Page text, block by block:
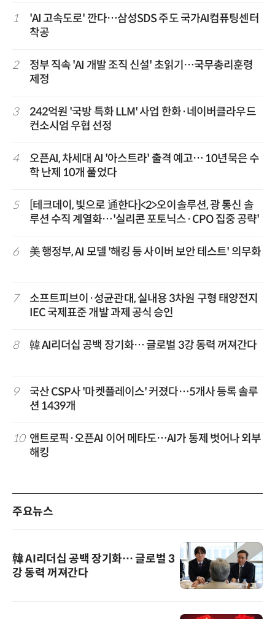
1
'AI 고속도로' 깐다…삼성SDS 주도 국가AI컴퓨팅센터
착공
2
정부 직속 'AI 개발 조직 신설' 초읽기…국무총리훈령
제정
3
242억원 '국방 특화 LLM' 사업 한화·네이버클라우드
컨소시엄 우협 선정
4
오픈AI, 차세대 AI '아스트라' 출격 예고… 10년묵은 수
학 난제 10개 풀었다
5
[테크데이, 빛으로 通한다]<2>오이솔루션, 광 통신 솔
루션 수직 계열화…'실리콘 포토닉스·CPO 집중 공략'
6 美 행정부, AI 모델 '해킹 등 사이버 보안 테스트' 의무화
7
소프트피브이·성균관대, 실내용 3차원 구형 태양전지
IEC 국제표준 개발 과제 공식 승인
8 韓 AI리더십 공백 장기화… 글로벌 3강 동력 꺼져간다
9
국산 CSP사 '마켓플레이스' 커졌다…5개사 등록 솔루
션 1439개
10 앤트로픽·오픈AI 이어 메타도…AI가 통제 벗어나 외부
해킹
주요뉴스
韓 AI리더십 공백 장기화… 글로벌 3
강 동력 꺼져간다